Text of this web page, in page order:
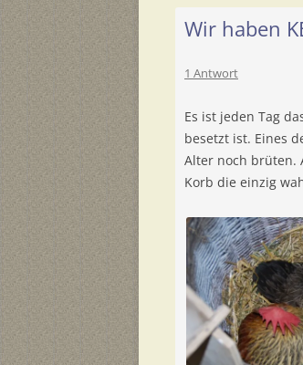
Wir haben
1 Antwort
Es ist jeden Tag
besetzt ist. Eines
Alter noch brüten.
Korb die einzig